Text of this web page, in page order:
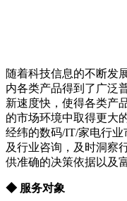
随着科技信息的不断发
内各类产品得到了广泛
新速度快，使得各类产
的市场环境中取得更大
经纬的数码/IT/家电行
及行业咨询，及时洞察
供准确的决策依据以及
◆ 服务对象